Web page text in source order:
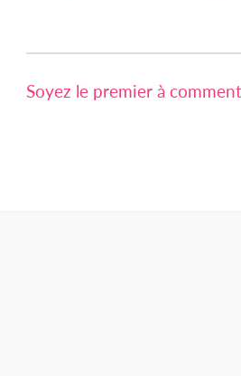
Soyez le premier à